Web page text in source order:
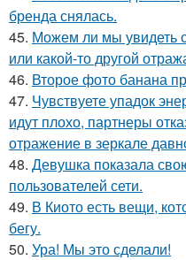
бренда снялась.
45. Можем ли мы увидеть
или какой-то другой
46. Второе фото банана
47. Чувствуете упадок
идут плохо, партнеры
отражение в зеркале
48. Девушка показала
пользователей сети.
49. В Киото есть вещи,
бегу.
50. Ура! Мы это сделали!